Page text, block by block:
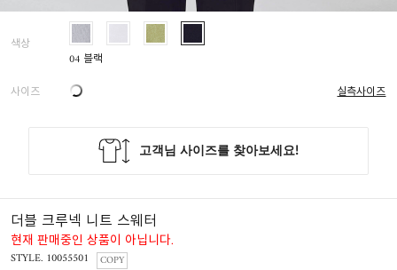
색상
04 블랙
사이즈
실측사이즈
더블 크루넥 니트 스웨터
현재 판매중인 상품이 아닙니다.
STYLE. 10055501 COPY